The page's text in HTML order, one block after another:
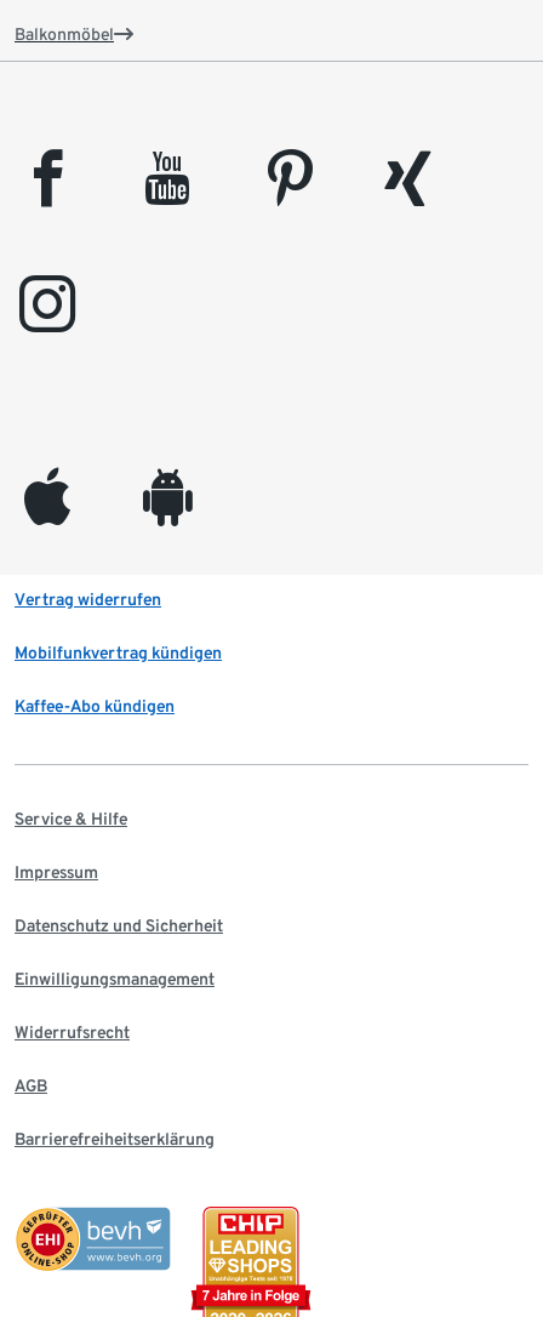
Balkonmöbel
facebook youtube pinterest
xing
instagram
appleinc android
Vertrag widerrufen
Mobilfunkvertrag kündigen
Kaffee-Abo kündigen
Service & Hilfe
Impressum
Datenschutz und Sicherheit
Einwilligungsmanagement
Widerrufsrecht
AGB
Barrierefreiheitserklärung